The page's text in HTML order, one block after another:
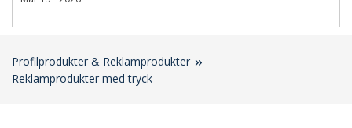
Profilprodukter & Reklamprodukter
Reklamprodukter med tryck